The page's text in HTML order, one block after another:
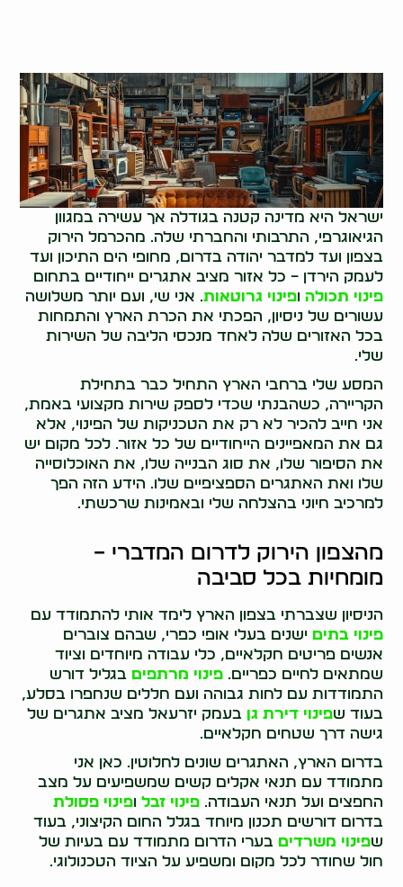
ישראל היא מדינה קטנה בגודלה אך עשירה במגוון
הגיאוגרפי, התרבותי והחברתי שלה. מהכרמל הירוק
בצפון ועד למדבר יהודה בדרום, מחופי הים התיכון ועד
לעמק הירדן – כל אזור מציב אתגרים ייחודיים בתחום
פינוי תכולה ופינוי גרוטאות. אני שי, ועם יותר משלושה
עשורים של ניסיון, הפכתי את הכרת הארץ והתמחות
בכל האזורים שלה לאחד מנכסי הליבה של השירות
שלי.
המסע שלי ברחבי הארץ התחיל כבר בתחילת
הקריירה, כשהבנתי שכדי לספק שירות מקצועי באמת,
אני חייב להכיר לא רק את הטכניקות של הפינוי, אלא
גם את המאפיינים הייחודיים של כל אזור. לכל מקום יש
את הסיפור שלו, את סוג הבנייה שלו, את האוכלוסייה
שלו ואת האתגרים הספציפיים שלו. הידע הזה הפך
למרכיב חיוני בהצלחה שלי ובאמינות שרכשתי.
מהצפון הירוק לדרום המדברי –
מומחיות בכל סביבה
הניסיון שצברתי בצפון הארץ לימד אותי להתמודד עם
פינוי בתים ישנים בעלי אופי כפרי, שבהם צוברים
אנשים פריטים חקלאיים, כלי עבודה מיוחדים וציוד
שמתאים לחיים כפריים.פינוי מרתפים בגליל דורש
התמודדות עם לחות גבוהה ועם חללים שנחפרו בסלע,
בעוד שפינוי דירת גן בעמק יזרעאל מציב אתגרים של
גישה דרך שטחים חקלאיים.
בדרום הארץ, האתגרים שונים לחלוטין. כאן אני
מתמודד עם תנאי אקלים קשים שמשפיעים על מצב
החפצים ועל תנאי העבודה.פינוי זבל ופינוי פסולת
בדרום דורשים תכנון מיוחד בגלל החום הקיצוני, בעוד
שפינוי משרדים בערי הדרום מתמודד עם בעיות של
חול שחודר לכל מקום ומשפיע על הציוד הטכנולוגי.